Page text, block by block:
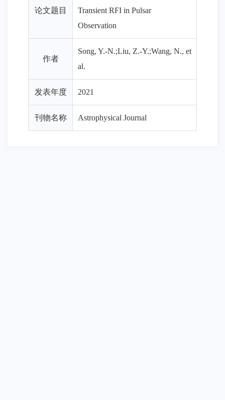
论文题目
Transient RFI in Pulsar
Observation
作者
Song, Y.-N.;Liu, Z.-Y.;Wang, N., et
al.
发表年度 2021
刊物名称 Astrophysical Journal